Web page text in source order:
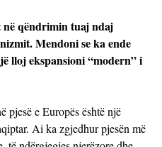
qëndrimin tuaj ndaj
Mendoni se ka ende
lloj ekspansioni “modern” i
pjesë e Europës është një
Ai ka zgjedhur pjesën më